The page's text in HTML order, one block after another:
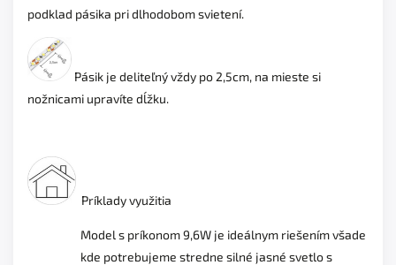
podklad pásika pri dlhodobom svietení.
Pásik je deliteľný vždy po 2,5cm, na mieste si
nožnicami upravíte dĺžku.
Príklady využitia
Model s príkonom 9,6W je ideálnym riešením všade
kde potrebujeme stredne silné jasné svetlo s